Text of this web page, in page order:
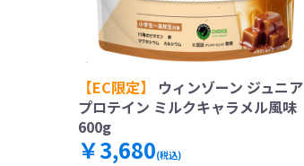
【EC限定】
ウィンゾーン ジュニア
プロテイン ミルクキャラメル風味
600g
￥3,680(税込)